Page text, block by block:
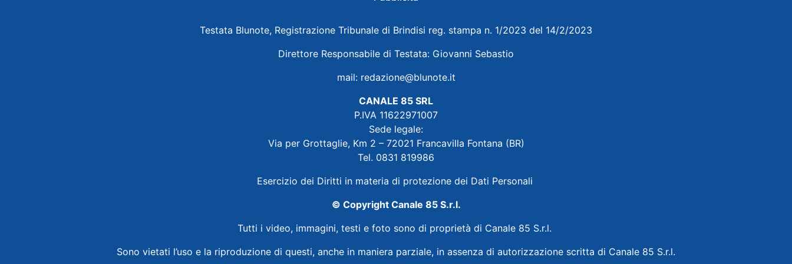
Testata Blunote, Registrazione Tribunale di Brindisi reg. stampa n. 1/2023 del 14/2/2023
Direttore Responsabile di Testata: Giovanni Sebastio
mail: redazione@blunote.it
CANALE 85 SRL
P.IVA 11622971007
Sede legale:
Via per Grottaglie, Km 2 – 72021 Francavilla Fontana (BR)
Tel. 0831 819986
Esercizio dei Diritti in materia di protezione dei Dati Personali
© Copyright Canale 85 S.r.l.
Tutti i video, immagini, testi e foto sono di proprietà di Canale 85 S.r.l.
Sono vietati l’uso e la riproduzione di questi, anche in maniera parziale, in assenza di autorizzazione scritta di Canale 85 S.r.l.